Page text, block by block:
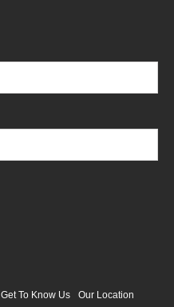
Get To Know Us Our Location